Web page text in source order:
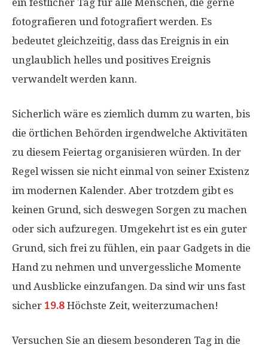
ein festlicher Tag für alle Menschen, die gerne
fotografieren und fotografiert werden. Es
bedeutet gleichzeitig, dass das Ereignis in ein
unglaublich helles und positives Ereignis
verwandelt werden kann.
Sicherlich wäre es ziemlich dumm zu warten, bis
die örtlichen Behörden irgendwelche Aktivitäten
zu diesem Feiertag organisieren würden. In der
Regel wissen sie nicht einmal von seiner Existenz
im modernen Kalender. Aber trotzdem gibt es
keinen Grund, sich deswegen Sorgen zu machen
oder sich aufzuregen. Umgekehrt ist es ein guter
Grund, sich frei zu fühlen, ein paar Gadgets in die
Hand zu nehmen und unvergessliche Momente
und Ausblicke einzufangen. Da sind wir uns fast
sicher 19.8 Höchste Zeit, weiterzumachen!
Versuchen Sie an diesem besonderen Tag in die